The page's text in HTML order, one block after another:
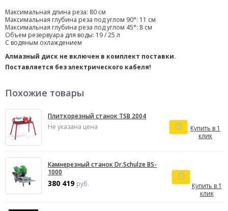
Максимальная длина реза: 80 cм
Максимальная глубина реза под углом 90°: 11 см
Максимальная глубина реза под углом 45°: 8 см
Объем резервуара для воды: 19 / 25 л
С водяным охлаждением
Алмазный диск не включен в комплект поставки.
Поставляется без электрического кабеля!
Похожие товары
Плиткорезный станок TSB 2004
Не указана цена
Купить в 1
клик
Камнерезный станок Dr.Schulze BS-
1000
380 419 руб.
Купить в 1
клик